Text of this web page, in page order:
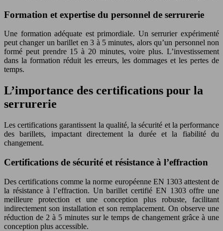
Formation et expertise du personnel de serrurerie
Une formation adéquate est primordiale. Un serrurier expérimenté
peut changer un barillet en 3 à 5 minutes, alors qu’un personnel non
formé peut prendre 15 à 20 minutes, voire plus. L’investissement
dans la formation réduit les erreurs, les dommages et les pertes de
temps.
L’importance des certifications pour la
serrurerie
Les certifications garantissent la qualité, la sécurité et la performance
des barillets, impactant directement la durée et la fiabilité du
changement.
Certifications de sécurité et résistance à l’effraction
Des certifications comme la norme européenne EN 1303 attestent de
la résistance à l’effraction. Un barillet certifié EN 1303 offre une
meilleure protection et une conception plus robuste, facilitant
indirectement son installation et son remplacement. On observe une
réduction de 2 à 5 minutes sur le temps de changement grâce à une
conception plus accessible.